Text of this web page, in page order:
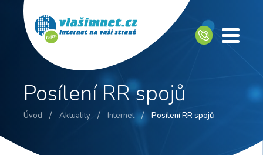
Posílení RR spojů
Úvod / Aktuality / Internet / Posílení RR spojů